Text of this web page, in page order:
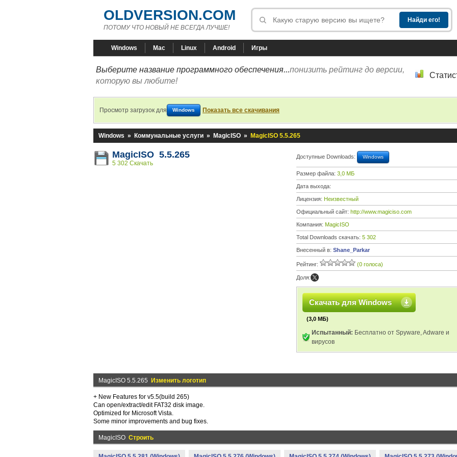
OLDVERSION.COM
ПОТОМУ ЧТО НОВЫЙ НЕ ВСЕГДА ЛУЧШЕ!
Windows Mac Linux Android Игры
Выберите название программного обеспечения...понизить рейтинг до версии,
которую вы любите!
Просмотр загрузок для Windows Показать все скачивания
Windows » Коммунальные услуги » MagicISO » MagicISO 5.5.265
MagicISO 5.5.265
5 302 Скачать
Доступные Downloads: Windows
Размер файла: 3,0 МБ
Дата выхода:
Лицензия: Неизвестный
Официальный сайт: http://www.magiciso.com
Компания: MagicISO
Total Downloads скачать: 5 302
Внесенный в: Shane_Parkar
Рейтинг: (0 голоса)
Доля:
Скачать для Windows
(3,0 МБ)
Испытанный: Бесплатно от Spyware, Adware и
вирусов
MagicISO 5.5.265 Изменить логотип
+ New Features for v5.5(build 265)
Can open/extract/edit FAT32 disk image.
Optimized for Microsoft Vista.
Some minor improvements and bug fixes.
MagicISO Строить